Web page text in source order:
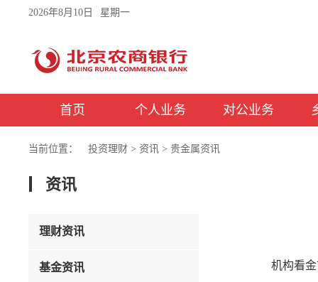
2026年8月10日 星期一
首页 个人业务 对公业务
当前位置： 投资理财 > 资讯 > 贵金属资讯
资讯
理财资讯
基金资讯 机构看